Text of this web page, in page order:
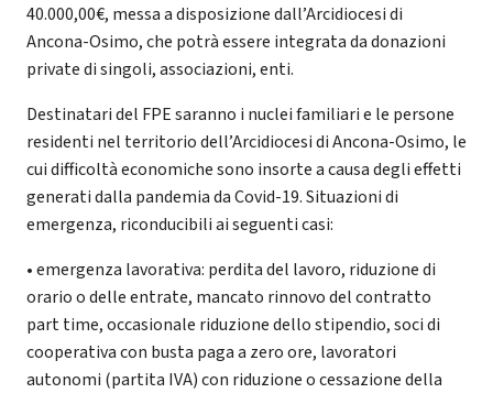
40.000,00€, messa a disposizione dall’Arcidiocesi di
Ancona-Osimo, che potrà essere integrata da donazioni
private di singoli, associazioni, enti.
Destinatari del FPE saranno i nuclei familiari e le persone
residenti nel territorio dell’Arcidiocesi di Ancona-Osimo, le
cui difficoltà economiche sono insorte a causa degli effetti
generati dalla pandemia da Covid-19. Situazioni di
emergenza, riconducibili ai seguenti casi:
• emergenza lavorativa: perdita del lavoro, riduzione di
orario o delle entrate, mancato rinnovo del contratto
part time, occasionale riduzione dello stipendio, soci di
cooperativa con busta paga a zero ore, lavoratori
autonomi (partita IVA) con riduzione o cessazione della